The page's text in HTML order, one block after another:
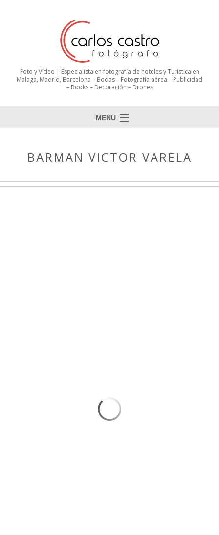
Foto y Vídeo | Especialista en fotografía de hoteles y Turística en
Malaga, Madrid, Barcelona – Bodas – Fotografía aérea – Publicidad
– Books – Decoración – Drones
MENU
BARMAN VICTOR VARELA